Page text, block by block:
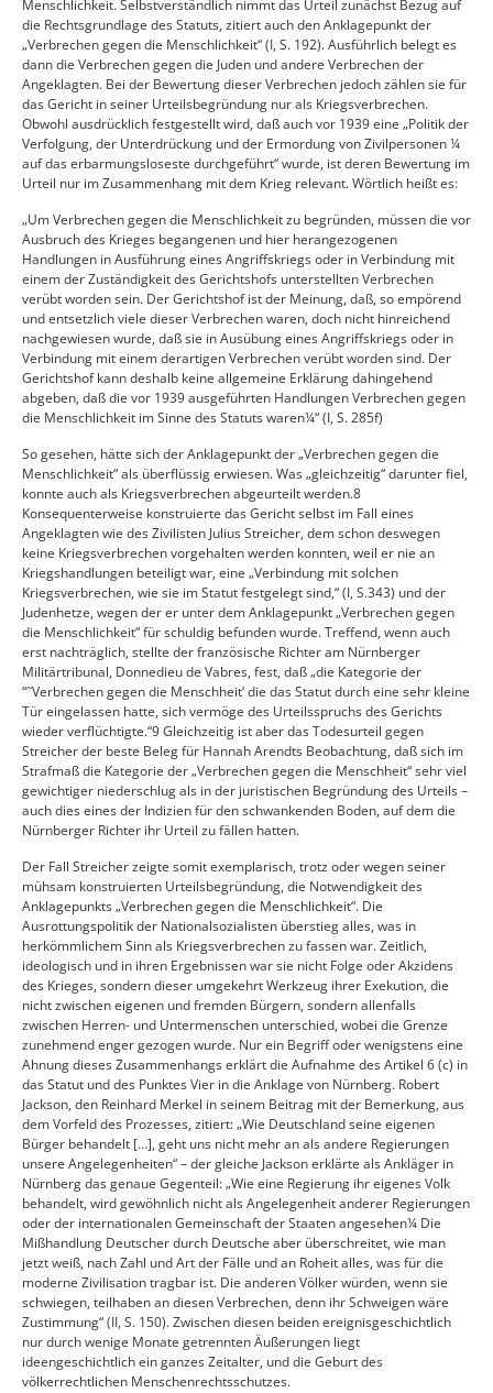
Menschlichkeit. Selbstverständlich nimmt das Urteil zunächst Bezug auf
die Rechtsgrundlage des Statuts, zitiert auch den Anklagepunkt der
„Verbrechen gegen die Menschlichkeit“ (I, S. 192). Ausführlich belegt es
dann die Verbrechen gegen die Juden und andere Verbrechen der
Angeklagten. Bei der Bewertung dieser Verbrechen jedoch zählen sie für
das Gericht in seiner Urteilsbegründung nur als Kriegsverbrechen.
Obwohl ausdrücklich festgestellt wird, daß auch vor 1939 eine „Politik der
Verfolgung, der Unterdrückung und der Ermordung von Zivilpersonen ¼
auf das erbarmungsloseste durchgeführt“ wurde, ist deren Bewertung im
Urteil nur im Zusammenhang mit dem Krieg relevant. Wörtlich heißt es:
„Um Verbrechen gegen die Menschlichkeit zu begründen, müssen die vor
Ausbruch des Krieges begangenen und hier herangezogenen
Handlungen in Ausführung eines Angriffskriegs oder in Verbindung mit
einem der Zuständigkeit des Gerichtshofs unterstellten Verbrechen
verübt worden sein. Der Gerichtshof ist der Meinung, daß, so empörend
und entsetzlich viele dieser Verbrechen waren, doch nicht hinreichend
nachgewiesen wurde, daß sie in Ausübung eines Angriffskriegs oder in
Verbindung mit einem derartigen Verbrechen verübt worden sind. Der
Gerichtshof kann deshalb keine allgemeine Erklärung dahingehend
abgeben, daß die vor 1939 ausgeführten Handlungen Verbrechen gegen
die Menschlichkeit im Sinne des Statuts waren¼“ (I, S. 285f)
So gesehen, hätte sich der Anklagepunkt der „Verbrechen gegen die
Menschlichkeit“ als überflüssig erwiesen. Was „gleichzeitig“ darunter fiel,
konnte auch als Kriegsverbrechen abgeurteilt werden.8
Konsequenterweise konstruierte das Gericht selbst im Fall eines
Angeklagten wie des Zivilisten Julius Streicher, dem schon deswegen
keine Kriegsverbrechen vorgehalten werden konnten, weil er nie an
Kriegshandlungen beteiligt war, eine „Verbindung mit solchen
Kriegsverbrechen, wie sie im Statut festgelegt sind,“ (I, S.343) und der
Judenhetze, wegen der er unter dem Anklagepunkt „Verbrechen gegen
die Menschlichkeit“ für schuldig befunden wurde. Treffend, wenn auch
erst nachträglich, stellte der französische Richter am Nürnberger
Militärtribunal, Donnedieu de Vabres, fest, daß „die Kategorie der
“˜Verbrechen gegen die Menschheit‘ die das Statut durch eine sehr kleine
Tür eingelassen hatte, sich vermöge des Urteilsspruchs des Gerichts
wieder verflüchtigte.“9 Gleichzeitig ist aber das Todesurteil gegen
Streicher der beste Beleg für Hannah Arendts Beobachtung, daß sich im
Strafmaß die Kategorie der „Verbrechen gegen die Menschheit“ sehr viel
gewichtiger niederschlug als in der juristischen Begründung des Urteils –
auch dies eines der Indizien für den schwankenden Boden, auf dem die
Nürnberger Richter ihr Urteil zu fällen hatten.
Der Fall Streicher zeigte somit exemplarisch, trotz oder wegen seiner
mühsam konstruierten Urteilsbegründung, die Notwendigkeit des
Anklagepunkts „Verbrechen gegen die Menschlichkeit“. Die
Ausrottungspolitik der Nationalsozialisten überstieg alles, was in
herkömmlichem Sinn als Kriegsverbrechen zu fassen war. Zeitlich,
ideologisch und in ihren Ergebnissen war sie nicht Folge oder Akzidens
des Krieges, sondern dieser umgekehrt Werkzeug ihrer Exekution, die
nicht zwischen eigenen und fremden Bürgern, sondern allenfalls
zwischen Herren- und Untermenschen unterschied, wobei die Grenze
zunehmend enger gezogen wurde. Nur ein Begriff oder wenigstens eine
Ahnung dieses Zusammenhangs erklärt die Aufnahme des Artikel 6 (c) in
das Statut und des Punktes Vier in die Anklage von Nürnberg. Robert
Jackson, den Reinhard Merkel in seinem Beitrag mit der Bemerkung, aus
dem Vorfeld des Prozesses, zitiert: „Wie Deutschland seine eigenen
Bürger behandelt […], geht uns nicht mehr an als andere Regierungen
unsere Angelegenheiten“ – der gleiche Jackson erklärte als Ankläger in
Nürnberg das genaue Gegenteil: „Wie eine Regierung ihr eigenes Volk
behandelt, wird gewöhnlich nicht als Angelegenheit anderer Regierungen
oder der internationalen Gemeinschaft der Staaten angesehen¼ Die
Mißhandlung Deutscher durch Deutsche aber überschreitet, wie man
jetzt weiß, nach Zahl und Art der Fälle und an Roheit alles, was für die
moderne Zivilisation tragbar ist. Die anderen Völker würden, wenn sie
schwiegen, teilhaben an diesen Verbrechen, denn ihr Schweigen wäre
Zustimmung“ (II, S. 150). Zwischen diesen beiden ereignisgeschichtlich
nur durch wenige Monate getrennten Äußerungen liegt
ideengeschichtlich ein ganzes Zeitalter, und die Geburt des
völkerrechtlichen Menschenrechtsschutzes.